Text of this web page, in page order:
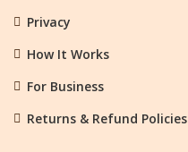
Privacy
How It Works
For Business
Returns & Refund Policies